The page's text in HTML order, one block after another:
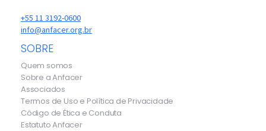
+55 11 3192-0600
info@anfacer.org.br
SOBRE
Quem somos
Sobre a Anfacer
Associados
Termos de Uso e Política de Privacidade
Código de Ética e Conduta
Estatuto Anfacer